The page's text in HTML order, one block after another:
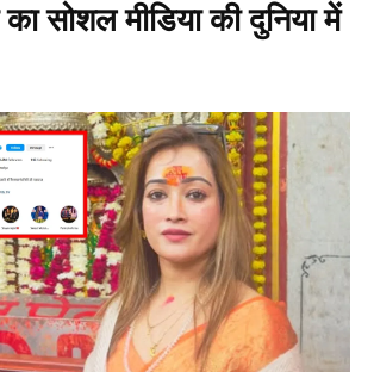
का सोशल मीडिया की दुनिया में